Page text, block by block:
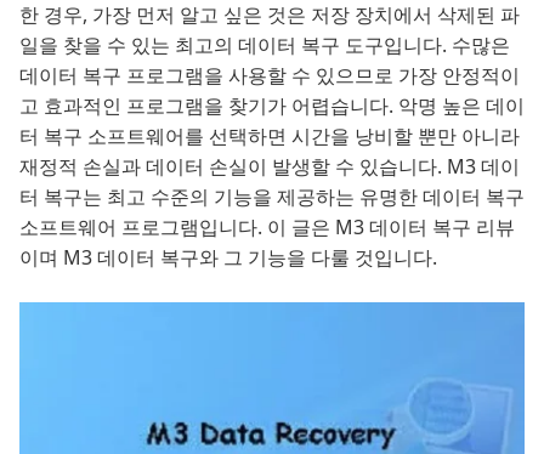
한 경우, 가장 먼저 알고 싶은 것은 저장 장치에서 삭제된 파
일을 찾을 수 있는 최고의 데이터 복구 도구입니다. 수많은
데이터 복구 프로그램을 사용할 수 있으므로 가장 안정적이
고 효과적인 프로그램을 찾기가 어렵습니다. 악명 높은 데이
터 복구 소프트웨어를 선택하면 시간을 낭비할 뿐만 아니라
재정적 손실과 데이터 손실이 발생할 수 있습니다. M3 데이
터 복구는 최고 수준의 기능을 제공하는 유명한 데이터 복구
소프트웨어 프로그램입니다. 이 글은 M3 데이터 복구 리뷰
이며 M3 데이터 복구와 그 기능을 다룰 것입니다.